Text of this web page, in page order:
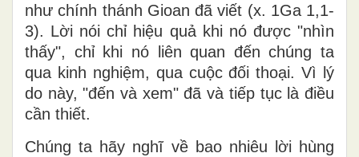
như chính thánh Gioan đã viết (x. 1Ga 1,1-
3). Lời nói chỉ hiệu quả khi nó được "nhìn
thấy", chỉ khi nó liên quan đến chúng ta
qua kinh nghiệm, qua cuộc đối thoại. Vì lý
do này, "đến và xem" đã và tiếp tục là điều
cần thiết.
Chúng ta hãy nghĩ về bao nhiêu lời hùng